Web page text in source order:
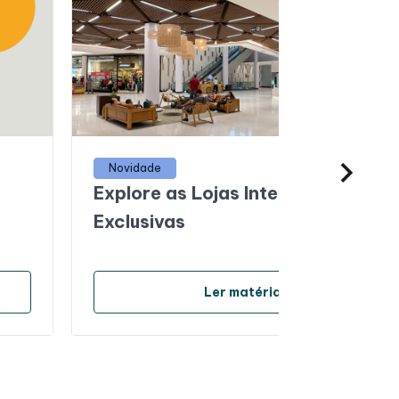
Novidade
Explore as Lojas Internacionais
Exclusivas
Ler matéria